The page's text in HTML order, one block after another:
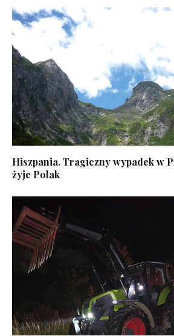
Hiszpania. Tragiczny wypadek w
żyje Polak